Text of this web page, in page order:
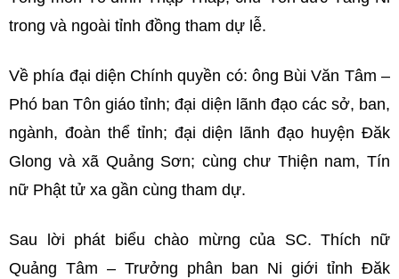
trong và ngoài tỉnh đồng tham dự lễ.
Về phía đại diện Chính quyền có: ông Bùi Văn Tâm –
Phó ban Tôn giáo tỉnh; đại diện lãnh đạo các sở, ban,
ngành, đoàn thể tỉnh; đại diện lãnh đạo huyện Đăk
Glong và xã Quảng Sơn; cùng chư Thiện nam, Tín
nữ Phật tử xa gần cùng tham dự.
Sau lời phát biểu chào mừng của SC. Thích nữ
Quảng Tâm – Trưởng phân ban Ni giới tỉnh Đăk